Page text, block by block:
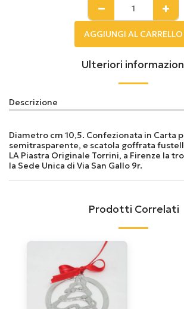
AGGIUNGI AL CARRELLO
Ulteriori
Descrizione
Diametro cm 10,5. Confezionata in Carta
semitrasparente, e scatola goffrata
LA Piastra Originale Torrini, a Firenze la
la Sede Unica di Via San Gallo 9r.
Prodotti Correlati